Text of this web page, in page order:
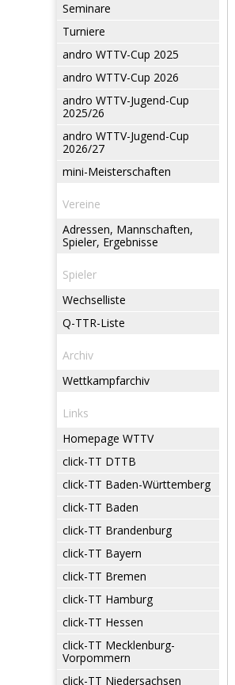
Seminare
Turniere
andro WTTV-Cup 2025
andro WTTV-Cup 2026
andro WTTV-Jugend-Cup
2025/26
andro WTTV-Jugend-Cup
2026/27
mini-Meisterschaften
Vereine
Adressen, Mannschaften,
Spieler, Ergebnisse
Spieler
Wechselliste
Q-TTR-Liste
Archiv
Wettkampfarchiv
Links
Homepage WTTV
click-TT DTTB
click-TT Baden-Württemberg
click-TT Baden
click-TT Brandenburg
click-TT Bayern
click-TT Bremen
click-TT Hamburg
click-TT Hessen
click-TT Mecklenburg-
Vorpommern
click-TT Niedersachsen